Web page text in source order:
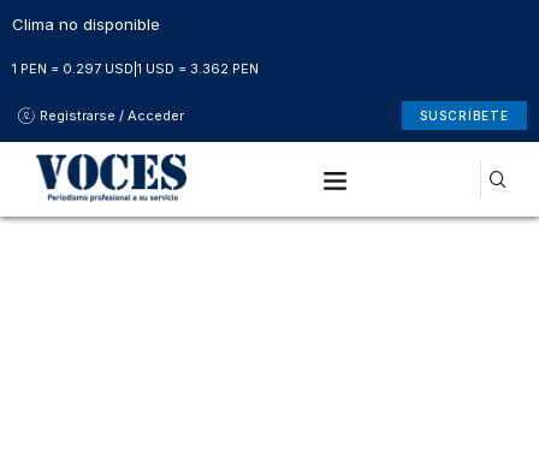
Clima no disponible
1 PEN = 0.297 USD 1 USD = 3.362 PEN
Registrarse / Acceder SUSCRÍBETE